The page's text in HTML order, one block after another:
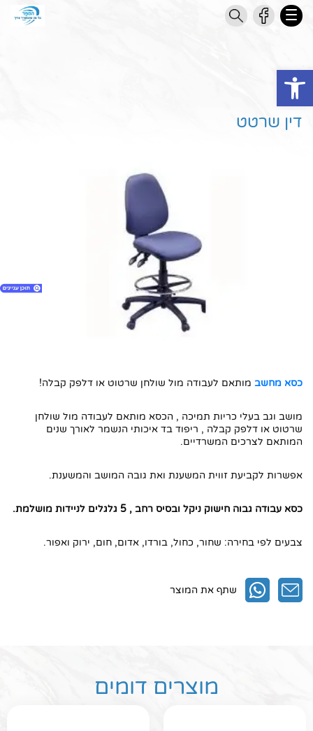
Open toolbar
3. השאירו את הפרטים ואנו ניצור אתכם קשר
דין שרטט
כסא מחשב מותאם לעבודה מול שולחן שרטוט או דלפק קבלה!
מושב וגב בעלי כריות תמיכה , הכסא מותאם לעבודה מול שולחן
שרטוט או דלפק קבלה , ריפוד בד איכותי הנשמר לאורך שנים
המותאם לצרכים המשרדיים.
אפשרות לקביעת זווית המשענת ואת גובה המושב והמשענת.
כסא עבודה גבוה חישוק ניקל ובסיס רחב , 5 גלגלים לניידות מושלמת.
צבעים לפי בחירה: שחור, כחול, בורדו, אדום, חום, ירוק ואפור.
שתף את המוצר
מוצרים דומים